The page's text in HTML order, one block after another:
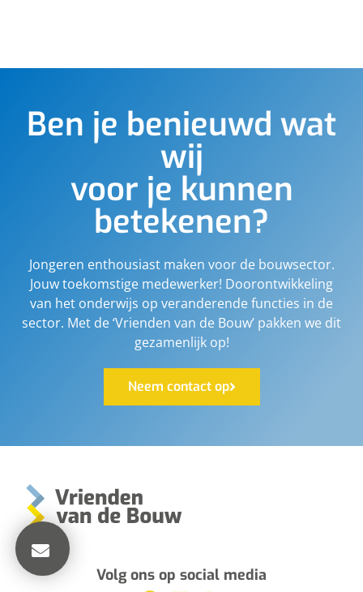
Ben je benieuwd wat
wij
voor je kunnen
betekenen?
Jongeren enthousiast maken voor de bouwsector.
Jouw toekomstige medewerker! Doorontwikkeling
van het onderwijs op veranderende functies in de
sector. Met de ‘Vrienden van de Bouw’ pakken we dit
gezamenlijk op!
Neem contact op
Volg ons op social media